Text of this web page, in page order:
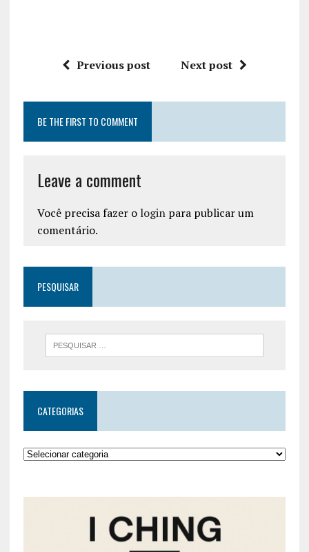
Previous post Next post
BE THE FIRST TO COMMENT
Leave a comment
Você precisa fazer o loginpara publicar um
comentário.
PESQUISAR
CATEGORIAS